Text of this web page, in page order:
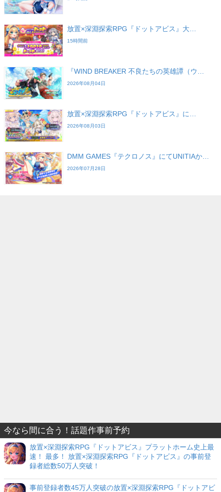
放置×深淵探索RPG『ドットアビス』大…
15時間前
『WIND BREAKER 不良たちの英雄譚（ウ…
2026年08月04日
放置×深淵探索RPG『ドットアビス』に…
2026年08月03日
DMM GAMES『テクロノス』にてUNITIAか…
2026年07月28日
今なら間に合う！話題作事前予約
放置×深淵探索RPG『ドットアビス』プラットホーム史上最
速！ 最多！ 放置×深淵探索RPG『ドットアビス』の事前登
録者総数50万人突破！
事前登録者数45万人突破の放置×深淵探索RPG『ドットアビ